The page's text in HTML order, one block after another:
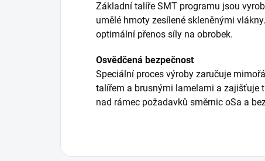
Základní talíře SMT programu jsou
umělé hmoty zesílené skleněnými
optimální přenos síly na obrobek.
Osvědčená bezpečnost
Speciální proces výroby zaručuje
talířem a brusnými lamelami a zajišťuje
nad rámec požadavků směrnic oSa a